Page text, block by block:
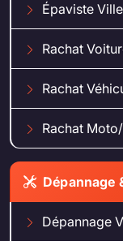
Épaviste
Rachat
Rachat
Rachat
Dépannage
Dépannage